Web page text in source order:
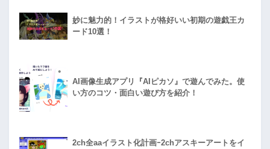
妙に魅力的！イラストが格好いい初期の遊戯王カ
ード10選！
AI画像生成アプリ『AIピカソ』で遊んでみた。使
い方のコツ・面白い遊び方を紹介！
2ch全aaイラスト化計画ｰ2chアスキーアートをイ